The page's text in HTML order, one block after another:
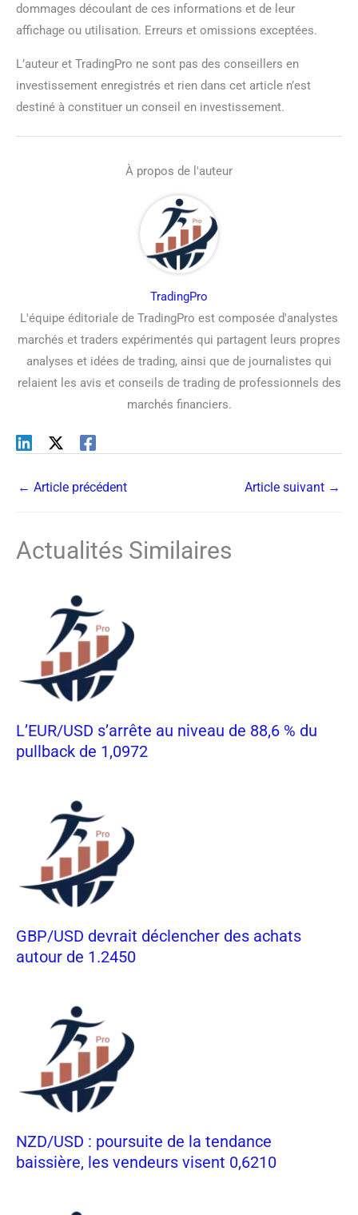
dommages découlant de ces informations et de leur
affichage ou utilisation. Erreurs et omissions exceptées.
L’auteur et TradingPro ne sont pas des conseillers en
investissement enregistrés et rien dans cet article n’est
destiné à constituer un conseil en investissement.
À propos de l'auteur
TradingPro
L'équipe éditoriale de TradingPro est composée d'analystes
marchés et traders expérimentés qui partagent leurs propres
analyses et idées de trading, ainsi que de journalistes qui
relaient les avis et conseils de trading de professionnels des
marchés financiers.
← Article précédent Article suivant →
Actualités Similaires
L’EUR/USD s’arrête au niveau de 88,6 % du
pullback de 1,0972
GBP/USD devrait déclencher des achats
autour de 1.2450
NZD/USD : poursuite de la tendance
baissière, les vendeurs visent 0,6210